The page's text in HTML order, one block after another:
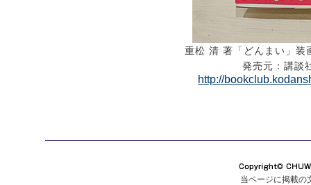
重松 清 著「どんまい」装
発売元：講談
http://
当ページに掲載の